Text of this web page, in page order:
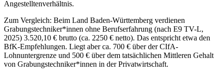
Angestelltenverhältnis.
Zum Vergleich: Beim Land Baden-Württemberg verdienen
Grabungstechniker*innen ohne Berufserfahrung (nach E9 TV-L,
2025) 3.520,10 € brutto (ca. 2250 € netto). Das entspricht etwa den
BfK-Empfehlungen. Liegt aber ca. 700 € über der CIfA-
Lohnuntergrenze und 500 € über dem tatsächlichen Mittleren Gehalt
von Grabungstechniker*innen in der Privatwirtschaft.